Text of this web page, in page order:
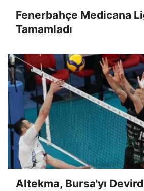
Fenerbahçe Medicana
Tamamladı
Altekma, Bursa'yı